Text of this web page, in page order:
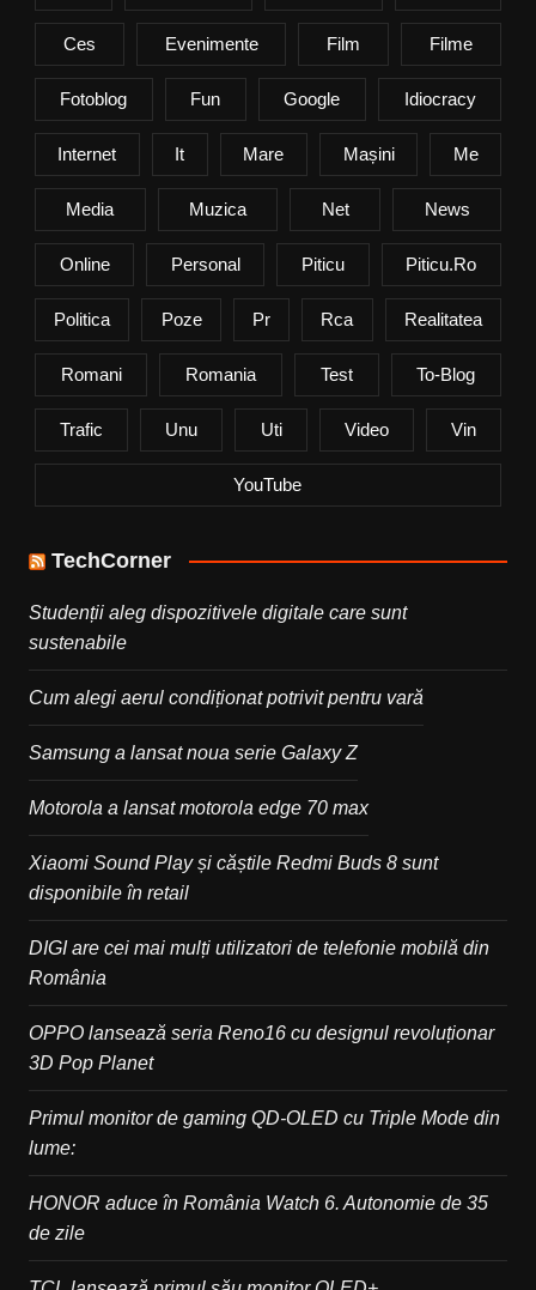
Ces Evenimente Film Filme
Fotoblog Fun Google Idiocracy
Internet It Mare Mașini Me
Media Muzica Net News
Online Personal Piticu Piticu.ro
Politica Poze Pr Rca Realitatea
Romani Romania Test To-Blog
Trafic Unu Uti Video Vin
YouTube
TechCorner
Studenții aleg dispozitivele digitale care sunt
sustenabile
Cum alegi aerul condiționat potrivit pentru vară
Samsung a lansat noua serie Galaxy Z
Motorola a lansat motorola edge 70 max
Xiaomi Sound Play și căștile Redmi Buds 8 sunt
disponibile în retail
DIGI are cei mai mulți utilizatori de telefonie mobilă din
România
OPPO lansează seria Reno16 cu designul revoluționar
3D Pop Planet
Primul monitor de gaming QD-OLED cu Triple Mode din
lume:
HONOR aduce în România Watch 6. Autonomie de 35
de zile